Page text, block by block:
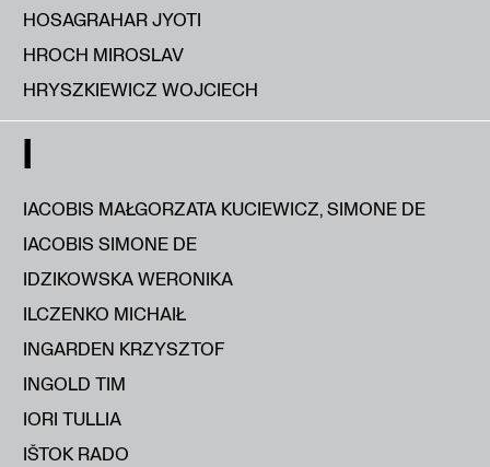
HOSAGRAHAR JYOTI
HROCH MIROSLAV
HRYSZKIEWICZ WOJCIECH
I
IACOBIS MAŁGORZATA KUCIEWICZ, SIMONE DE
IACOBIS SIMONE DE
IDZIKOWSKA WERONIKA
ILCZENKO MICHAIŁ
INGARDEN KRZYSZTOF
INGOLD TIM
IORI TULLIA
IŠTOK RADO